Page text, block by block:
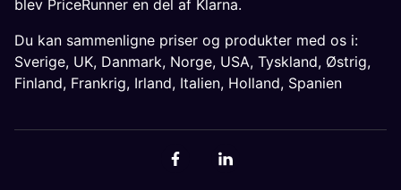
blev PriceRunner en del af Klarna.
Du kan sammenligne priser og produkter med os i:
Sverige, UK, Danmark, Norge, USA, Tyskland, Østrig,
Finland, Frankrig, Irland, Italien, Holland, Spanien